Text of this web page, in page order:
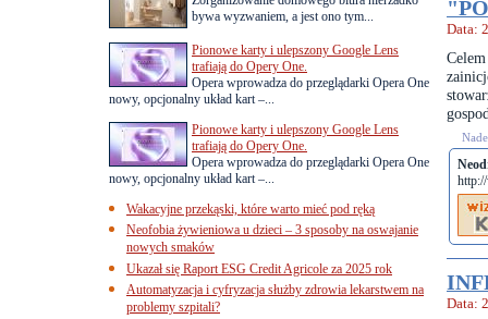
Data:
Data:
bywa wyzwaniem, a jest ono tym...
Pionowe karty i ulepszony Google Lens
trafiają do Opery One.
Opera wprowadza do przeglądarki Opera One
nowy, opcjonalny układ kart –...
Pionowe karty i ulepszony Google Lens
trafiają do Opery One.
Opera wprowadza do przeglądarki Opera One
nowy, opcjonalny układ kart –...
Wakacyjne przekąski, które warto mieć pod ręką
Neofobia żywieniowa u dzieci – 3 sposoby na oswajanie
nowych smaków
Ukazał się Raport ESG Credit Agricole za 2025 rok
Automatyzacja i cyfryzacja służby zdrowia lekarstwem na
problemy szpitali?